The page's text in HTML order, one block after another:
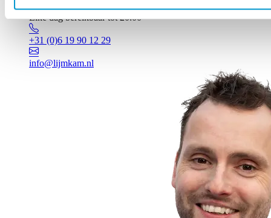
Elke dag bereikbaar tot 20:00
+31 (0)6 19 90 12 29
info@lijmkam.nl